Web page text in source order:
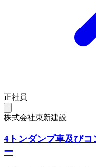
正社員
株式会社東新建設
4トンダンプ車及び
ー